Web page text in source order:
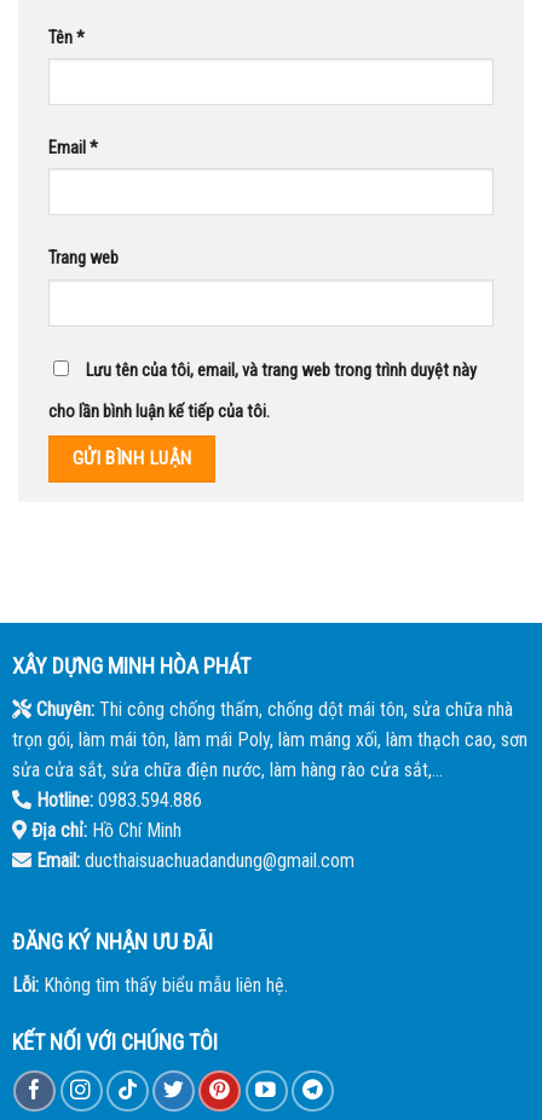
Tên*
Email *
Trang web
Lưu tên của tôi, email, và trang web trong trình duyệt này
cho lần bình luận kế tiếp của tôi.
XÂY DỰNG MINH HÒA PHÁT
Chuyên:Thi công chống thấm, chống dột mái tôn, sửa chữa nhà
trọn gói, làm mái tôn, làm mái Poly, làm máng xối, làm thạch cao, sơn
sửa cửa sắt, sửa chữa điện nước, làm hàng rào cửa sắt,...
Hotline:0983.594.886
Địa chỉ:Hồ Chí Minh
Email:ducthaisuachuadandung@gmail.com
ĐĂNG KÝ NHẬN ƯU ĐÃI
Lỗi:Không tìm thấy biểu mẫu liên hệ.
KẾT NỐI VỚI CHÚNG TÔI